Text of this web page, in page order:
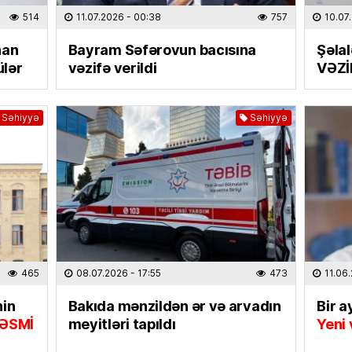
İDMAN
Salah
Yağış
DÜNYA
İki
514 11.07.2026 - 00:38 757
Bayram Səfərovun bacısına
vəzifə verildi
Səhiyyə
465
Səhiyyə
08.07.2026 - 17:55 473
Bakıda mənzildən ər və arvadın
meyitləri tapıldı
Bir
Yeni